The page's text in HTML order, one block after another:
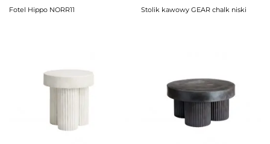
Fotel Hippo NORR11 Stolik kawowy GEAR chalk niski